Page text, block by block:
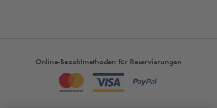
Online-Bezahlmethoden für Reservierungen